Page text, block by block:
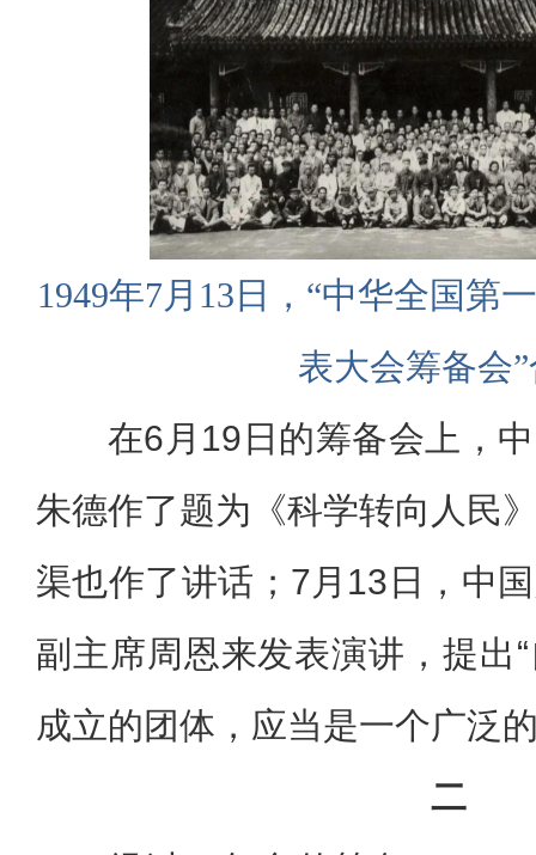
1949年7月13日，“中华全国第
表大会筹备会
在6月19日的筹备会上，
朱德作了题为《科学转向人民
渠也作了讲话；7月13日，中
副主席周恩来发表演讲，提出
成立的团体，应当是一个广泛
二